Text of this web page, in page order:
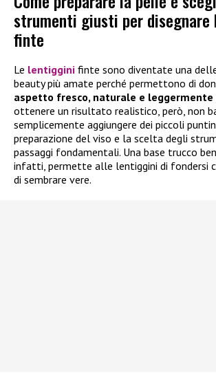
strumenti giusti per
finte
Le lentiggini finte sono diventate una
beauty più amate perché permettono di
aspetto fresco, naturale e leggermente
ottenere un risultato realistico, però, non
semplicemente aggiungere dei piccoli
preparazione del viso e la scelta degli
passaggi fondamentali. Una base trucco
infatti, permette alle lentiggini di fondersi
di sembrare vere.